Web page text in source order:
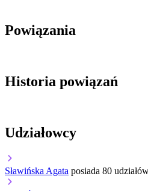
Powiązania
Historia powiązań
Udziałowcy
Sławińska Agata posiada 80